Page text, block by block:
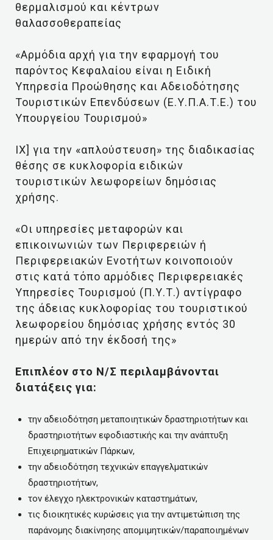
θερμαλισμού και κέντρων
θαλασσοθεραπείας
«Αρμόδια αρχή για την εφαρμογή του
παρόντος Κεφαλαίου είναι η Ειδική
Υπηρεσία Προώθησης και Αδειοδότησης
Τουριστικών Επενδύσεων (Ε.Υ.Π.Α.Τ.Ε.) του
Υπουργείου Τουρισμού»
IX] για την «απλούστευση» της διαδικασίας
θέσης σε κυκλοφορία ειδικών
τουριστικών λεωφορείων δημόσιας
χρήσης.
«Οι υπηρεσίες μεταφορών και
επικοινωνιών των Περιφερειών ή
Περιφερειακών Ενοτήτων κοινοποιούν
στις κατά τόπο αρμόδιες Περιφερειακές
Υπηρεσίες Τουρισμού (Π.Υ.Τ.) αντίγραφο
της άδειας κυκλοφορίας του τουριστικού
λεωφορείου δημόσιας χρήσης εντός 30
ημερών από την έκδοσή της»
Επιπλέον στο Ν/Σ περιλαμβάνονται
διατάξεις για:
την αδειοδότηση μεταποιητικών δραστηριοτήτων και
δραστηριοτήτων εφοδιαστικής και την ανάπτυξη
Επιχειρηματικών Πάρκων,
την αδειοδότηση τεχνικών επαγγελματικών
δραστηριοτήτων,
τον έλεγχο ηλεκτρονικών καταστημάτων,
τις διοικητικές κυρώσεις για την αντιμετώπιση της
παράνομης διακίνησης απομιμητικών/παραποιημένων